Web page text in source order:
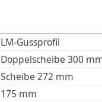
LM-Gussprofil
Doppelscheibe 300
Scheibe 272 mm
175 mm